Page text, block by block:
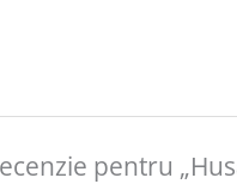
pentru